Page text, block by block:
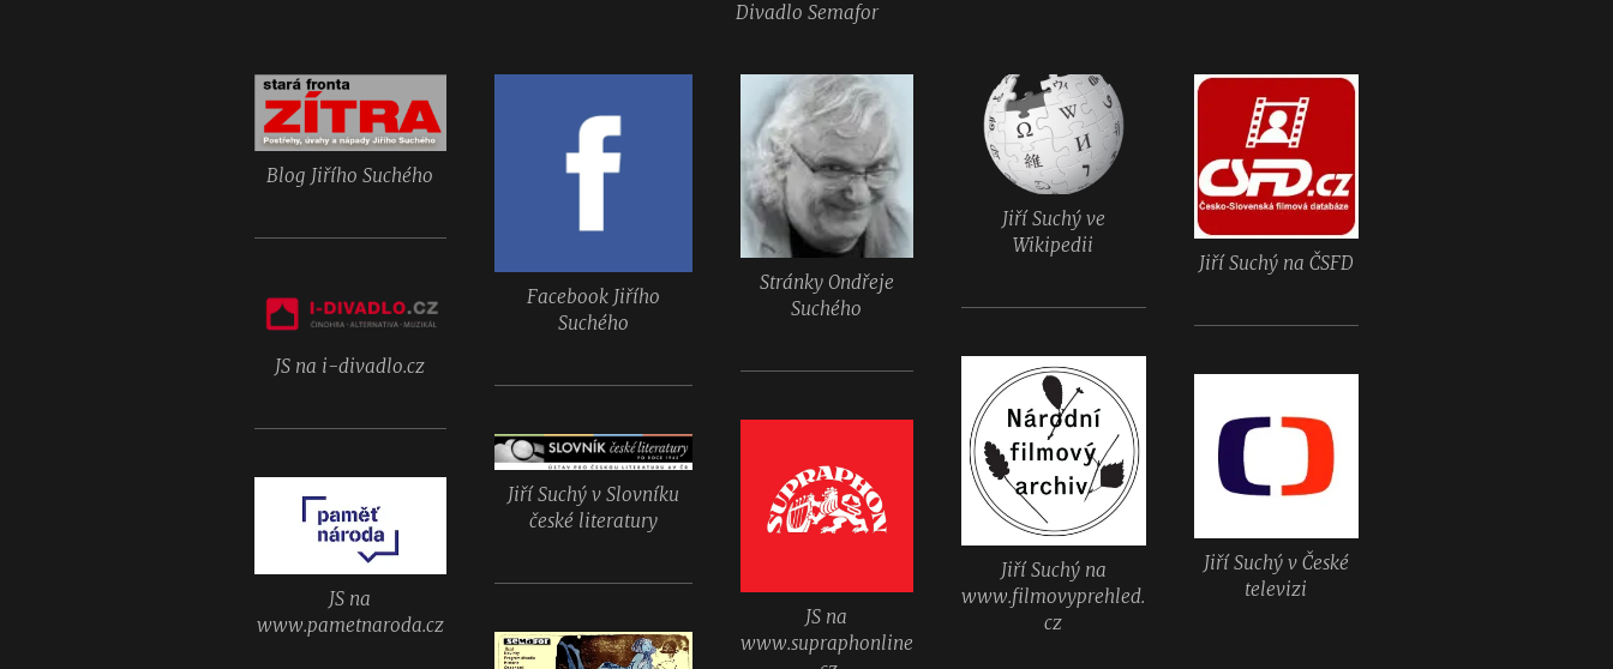
Divadlo Semafor
Blog Jiřího Suchého
JS na i-divadlo.cz
JS na
www.pametnaroda.cz
Facebook Jiřího
Suchého
Jiří Suchý v Slovníku
české literatury
Stránky Ondřeje
Suchého
JS na
www.supraphonline
Jiří Suchý ve
Wikipedii
Jiří Suchý na
www.filmovyprehled.
cz
Jiří Suchý na ČSFD
Jiří Suchý v České
televizi